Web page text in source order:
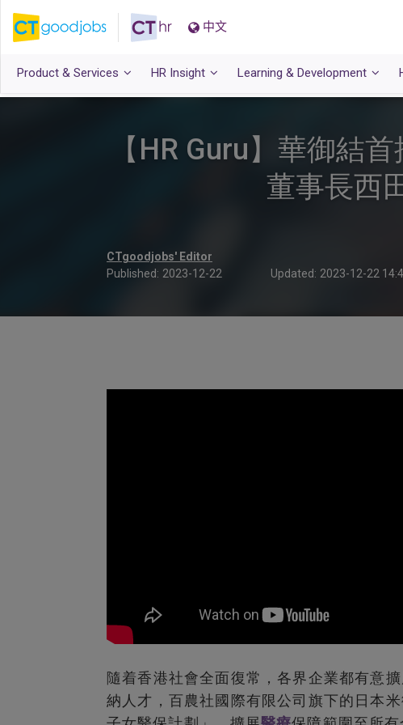
中文
Product & Services HR Insight Learning & Development
【HR Guru】華御結
董事長西
CTgoodjobs' Editor
Published: 2023-12-22 Updated: 2023-12-22
隨着香港社會全面復常，各界企業都有意
納人才，百農社國際有限公司旗下的日本